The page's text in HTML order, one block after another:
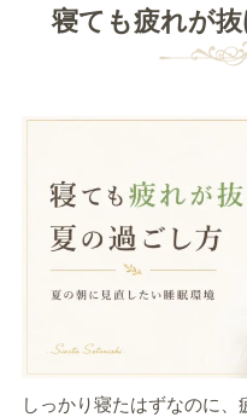
寝ても疲れが
しっかり寝たはずなのに